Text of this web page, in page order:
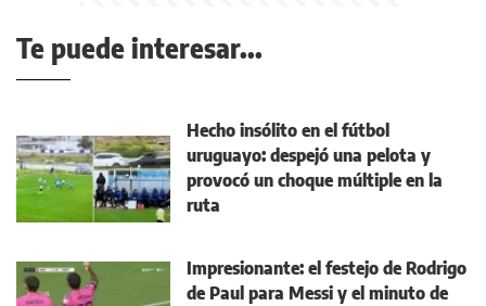
Te puede interesar...
Hecho insólito en el fútbol
uruguayo: despejó una pelota y
provocó un choque múltiple en la
ruta
Impresionante: el festejo de Rodrigo
de Paul para Messi y el minuto de